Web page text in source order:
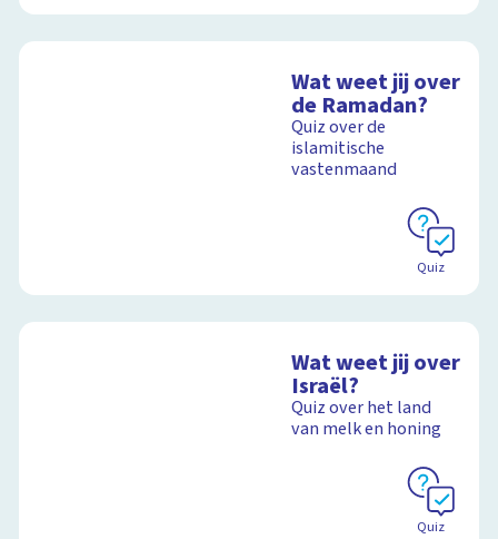
Wat weet jij over
de Ramadan?
Quiz over de
islamitische
vastenmaand
Quiz
Wat weet jij over
Israël?
Quiz over het land
van melk en honing
Quiz